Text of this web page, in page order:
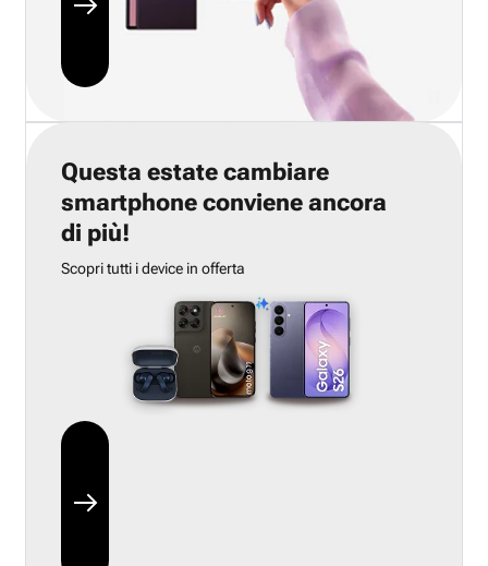
Questa estate cambiare
smartphone conviene ancora
di più!
Scopri tutti i device in offerta